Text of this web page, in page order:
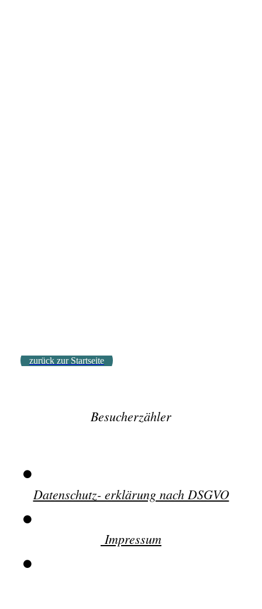
zurück zur Startseite
Besucherzähler
Datenschutz- erklärung nach DSGVO
Impressum